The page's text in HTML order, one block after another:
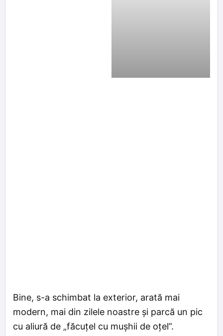
Bine, s-a schimbat la exterior, arată mai
modern, mai din zilele noastre și parcă un pic
cu aliură de „făcuțel cu mușhii de oțel”.